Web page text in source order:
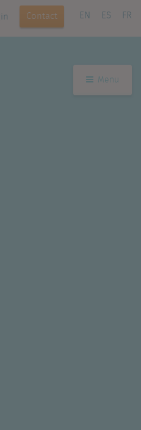
Contact EN ES FR
Menu